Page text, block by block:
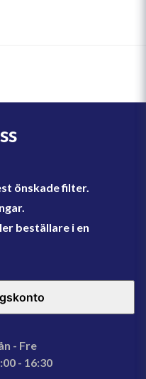
önskade filter.
beställare i en
- Fre
- 16:30